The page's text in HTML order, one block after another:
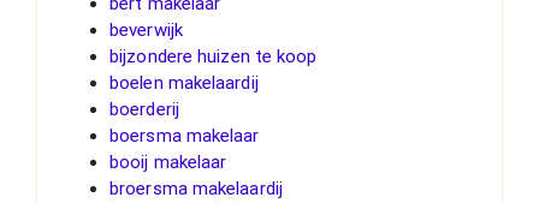
beverwijk
bijzondere huizen te koop
boelen makelaardij
boerderij
boersma makelaar
booij makelaar
broersma makelaardij